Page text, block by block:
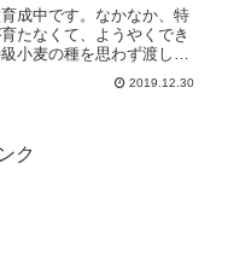
成中です。なかなか、特
たなくて、ようやくでき
小麦の種を思わず渡して
2019.12.30
ク